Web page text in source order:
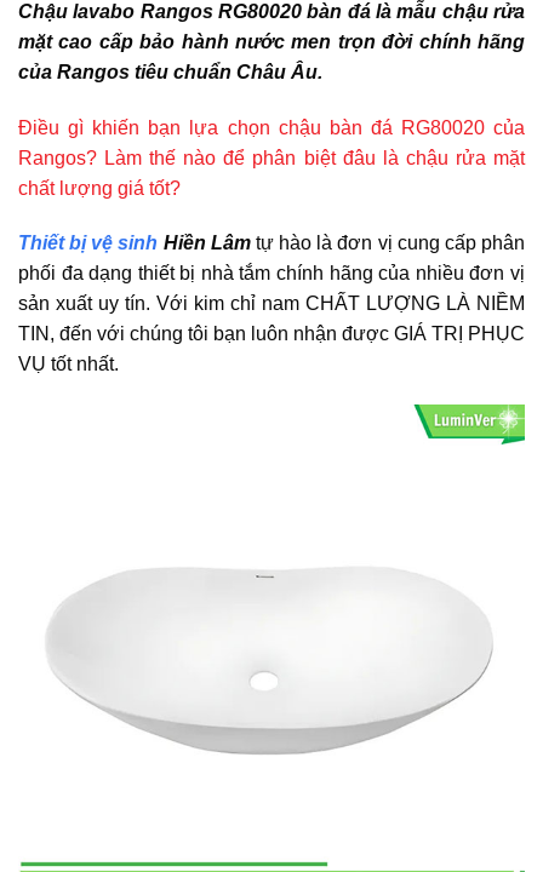
Chậu lavabo Rangos RG80020 bàn đá là mẫu chậu rửa
mặt cao cấp bảo hành nước men trọn đời chính hãng
của Rangos tiêu chuẩn Châu Âu.
Điều gì khiến bạn lựa chọn chậu bàn đá RG80020 của
Rangos? Làm thế nào để phân biệt đâu là chậu rửa mặt
chất lượng giá tốt?
Thiết bị vệ sinh Hiền Lâmtự hào là đơn vị cung cấp phân
phối đa dạng thiết bị nhà tắm chính hãng của nhiều đơn vị
sản xuất uy tín. Với kim chỉ nam CHẤT LƯỢNG LÀ NIỀM
TIN, đến với chúng tôi bạn luôn nhận được GIÁ TRỊ PHỤC
VỤ tốt nhất.